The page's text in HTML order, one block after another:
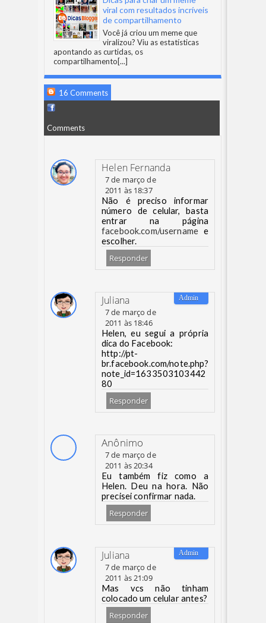
viral com resultados incríveis
de compartilhamento
Você já criou um meme que
viralizou? Viu as estatísticas
apontando as curtidas, os
compartilhamento[...]
16 Comments
Comments
Helen Fernanda
7 de março de
2011 às 18:37
Não é preciso informar
número de celular, basta
entrar na página
facebook.com/username e
escolher.
Responder
Juliana
7 de março de
2011 às 18:46
Helen, eu segui a própria
dica do Facebook:
http://pt-
br.facebook.com/note.php?
note_id=1633503103442
80
Responder
Anônimo
7 de março de
2011 às 20:34
Eu também fiz como a
Helen. Deu na hora. Não
precisei confirmar nada.
Responder
Juliana
7 de março de
2011 às 21:09
Mas vcs não tinham
colocado um celular antes?
Responder